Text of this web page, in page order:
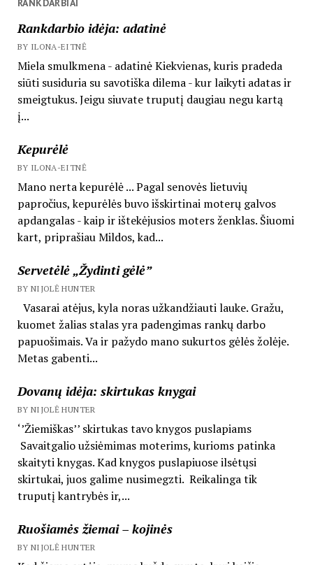
RANKDARBIAI
Rankdarbio idėja: adatinė
BY ILONA-EITNĖ
Miela smulkmena - adatinė Kiekvienas, kuris pradeda
siūti susiduria su savotiška dilema - kur laikyti adatas ir
smeigtukus. Jeigu siuvate truputį daugiau negu kartą
į...
Kepurėlė
BY ILONA-EITNĖ
Mano nerta kepurėlė ... Pagal senovės lietuvių
papročius, kepurėlės buvo išskirtinai moterų galvos
apdangalas - kaip ir ištekėjusios moters ženklas. Šiuomi
kart, priprašiau Mildos, kad...
Servetėlė „Žydinti gėlė”
BY NIJOLĖ HUNTER
Vasarai atėjus, kyla noras užkandžiauti lauke. Gražu,
kuomet žalias stalas yra padengimas rankų darbo
papuošimais. Va ir pažydo mano sukurtos gėlės žolėje.
Metas gabenti...
Dovanų idėja: skirtukas knygai
BY NIJOLĖ HUNTER
‘’Žiemiškas’’ skirtukas tavo knygos puslapiams
Savaitgalio užsiėmimas moterims, kurioms patinka
skaityti knygas. Kad knygos puslapiuose ilsėtųsi
skirtukai, juos galime nusimegzti. Reikalinga tik
truputį kantrybės ir,...
Ruošiamės žiemai – kojinės
BY NIJOLĖ HUNTER